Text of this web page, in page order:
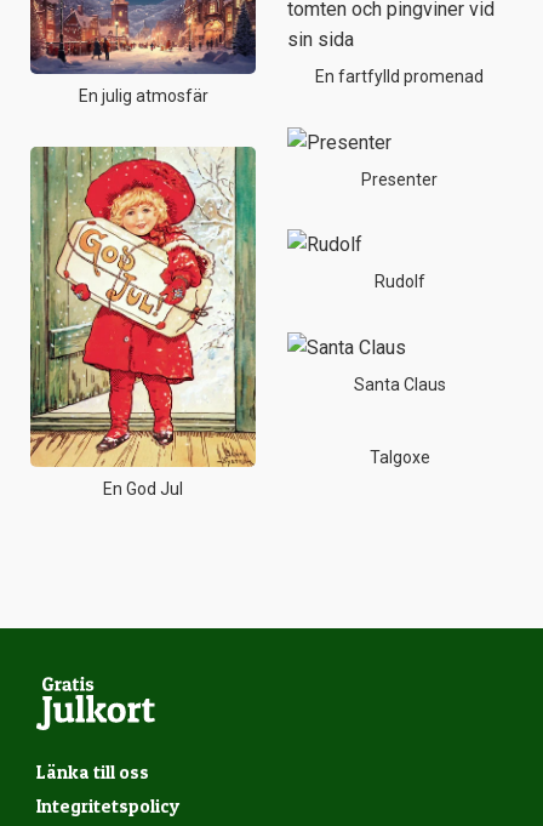
En julig atmosfär
En God Jul
En fartfylld promenad
Presenter
Rudolf
Santa Claus
Talgoxe
Länka till oss
Integritetspolicy